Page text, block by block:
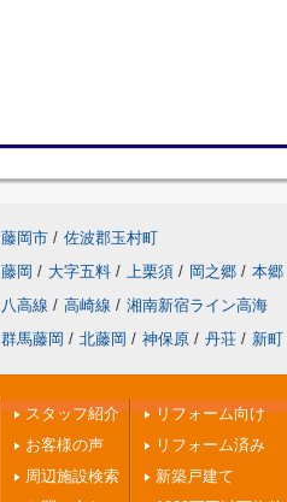
藤岡市 / 佐波郡玉村町
藤岡 / 大字五料 / 上栗須 / 岡之郷 / 本郷
八高線 / 高崎線 / 湘南新宿ライン高海
群馬藤岡 / 北藤岡 / 神保原 / 丹荘 / 新町
スタッフ紹介
お客様の声
周辺施設検索
リフォーム向け
リフォーム済み
新築戸建て